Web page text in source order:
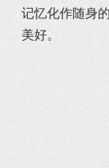
记忆化作随身
美好。